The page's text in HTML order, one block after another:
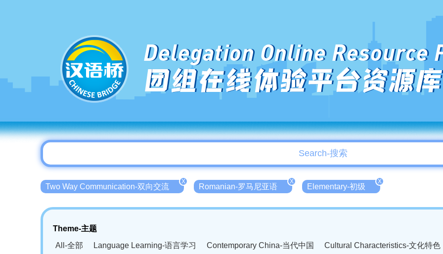
Delegation Online Resource
团组在线体验平台资源库
Two Way Communication-双向交流
X
Romanian-罗马尼亚语
X
Elementary-初级
X
Theme-主题
All-全部
Language Learning-语言学习 Contemporary China-当代中国 Cultural Characteristics-文化特色